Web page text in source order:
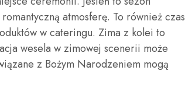
atmosferę. To również czas
w cateringu. Zima z kolei to
wesela w zimowej scenerii może
z Bożym Narodzeniem mogą